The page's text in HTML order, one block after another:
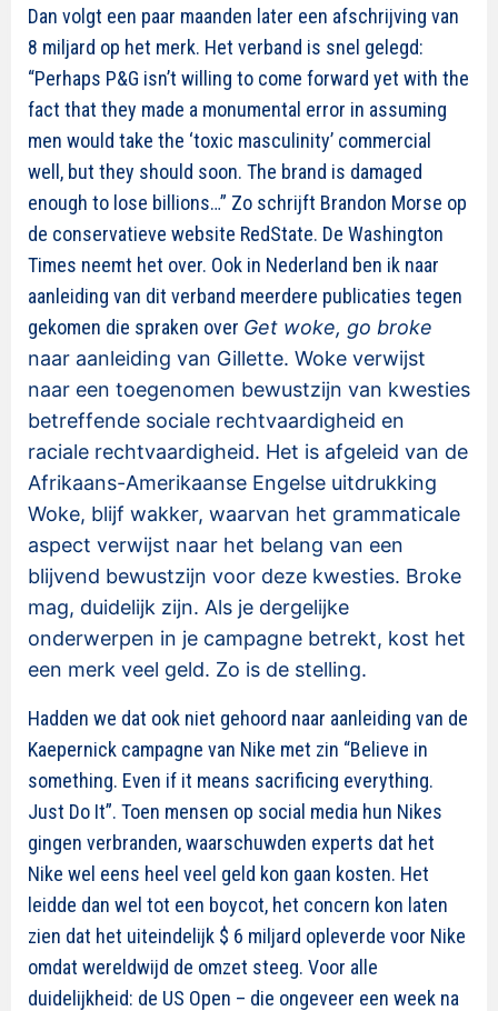
Dan volgt een paar maanden later een afschrijving van
8 miljard op het merk. Het verband is snel gelegd:
“Perhaps P&G isn’t willing to come forward yet with the
fact that they made a monumental error in assuming
men would take the ‘toxic masculinity’ commercial
well, but they should soon. The brand is damaged
enough to lose billions…” Zo schrijft Brandon Morse op
de conservatieve website RedState. De Washington
Times neemt het over. Ook in Nederland ben ik naar
aanleiding van dit verband meerdere publicaties tegen
gekomen die spraken over Get woke, go broke
naar aanleiding van Gillette. Woke verwijst
naar een toegenomen bewustzijn van kwesties
betreffende sociale rechtvaardigheid en
raciale rechtvaardigheid. Het is afgeleid van de
Afrikaans-Amerikaanse Engelse uitdrukking
Woke, blijf wakker, waarvan het grammaticale
aspect verwijst naar het belang van een
blijvend bewustzijn voor deze kwesties. Broke
mag, duidelijk zijn. Als je dergelijke
onderwerpen in je campagne betrekt, kost het
een merk veel geld. Zo is de stelling.
Hadden we dat ook niet gehoord naar aanleiding van de
Kaepernick campagne van Nike met zin “Believe in
something. Even if it means sacrificing everything.
Just Do It”. Toen mensen op social media hun Nikes
gingen verbranden, waarschuwden experts dat het
Nike wel eens heel veel geld kon gaan kosten. Het
leidde dan wel tot een boycot, het concern kon laten
zien dat het uiteindelijk $ 6 miljard opleverde voor Nike
omdat wereldwijd de omzet steeg. Voor alle
duidelijkheid: de US Open – die ongeveer een week na